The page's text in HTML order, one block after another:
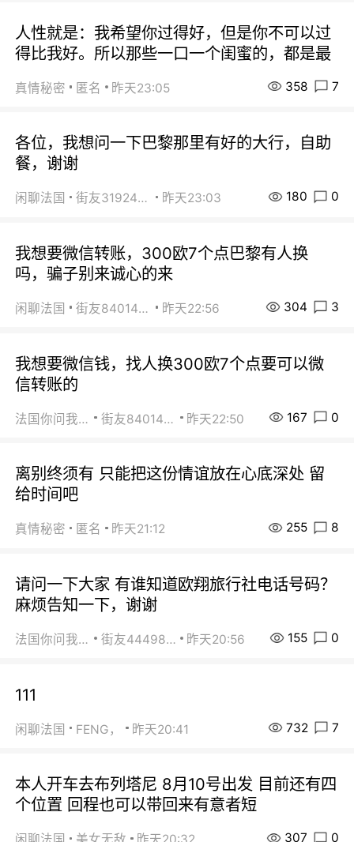
人性就是：我希望你过得好，但是你不可以过
得比我好。所以那些一口一个闺蜜的，都是最
真情秘密 匿名 昨天23:05 358 7
各位，我想问一下巴黎那里有好的大行，自助
餐，谢谢
闲聊法国 街友31924072 昨天23:03 180 0
我想要微信转账，300欧7个点巴黎有人换
吗，骗子别来诚心的来
闲聊法国 街友84014588 昨天22:56 304 3
我想要微信钱，找人换300欧7个点要可以微
信转账的
法国你问我答 街友84014588 昨天22:50 167 0
离别终须有 只能把这份情谊放在心底深处 留
给时间吧
真情秘密 匿名 昨天21:12 255 8
请问一下大家 有谁知道欧翔旅行社电话号码？
麻烦告知一下，谢谢
法国你问我答 街友44498484 昨天20:56 155 0
111
闲聊法国 FENG， 昨天20:41 732 7
本人开车去布列塔尼 8月10号出发 目前还有四
个位置 回程也可以带回来有意者短
307 0